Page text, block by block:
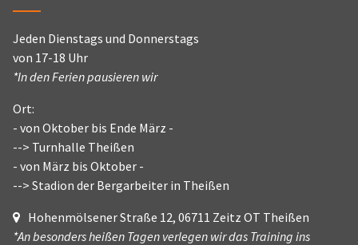
Jeden Dienstags und Donnerstags
von 17-18 Uhr
*In den Ferien pausieren wir
Ort:
- von Oktober bis Ende März -
--> Turnhalle Theißen
- von März bis Oktober -
--> Stadion der Bergarbeiter in Theißen
Hohenmölsener Straße 12, 06711 Zeitz OT Theißen
*An besonders heißen Tagen verlegen wir das Training ins